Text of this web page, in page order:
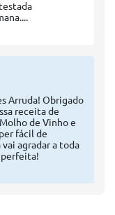
Arruda! Obrigado
receita de
de Vinho e
fácil de
agradar a toda
perfeita!